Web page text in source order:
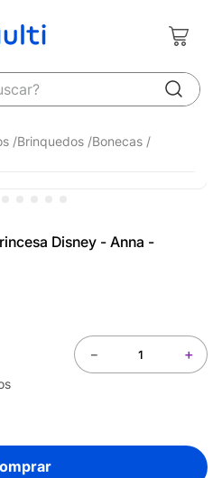
Brinquedos Bonecas
Disney - Anna -
＋
－